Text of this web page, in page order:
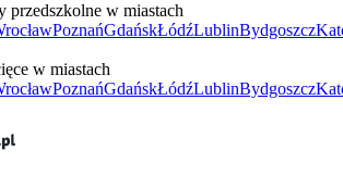
przedszkolne w miastach
PoznańGdańskŁódźLublinBydgoszcz
w miastach
PoznańGdańskŁódźLublinBydgoszcz